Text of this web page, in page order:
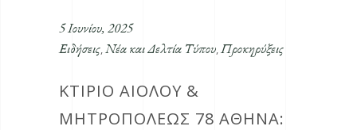
5 Ιουνίου, 2025
Ειδήσεις,Νέα και Δελτία Τύπου,Προκηρύξεις
ΚΤΙΡΙΟ ΑΙΟΛΟΥ &
ΜΗΤΡΟΠΟΛΕΩΣ 78 ΑΘΗΝΑ: